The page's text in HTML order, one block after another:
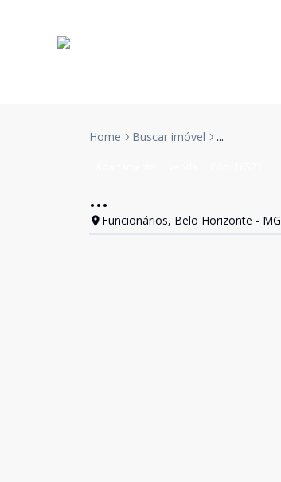
Home Buscar imóvel ...
...
Funcionários, Belo Horizonte - MG